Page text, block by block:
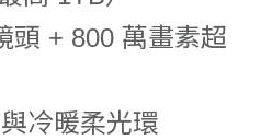
頭 + 800 萬畫素超
冷暖柔光環